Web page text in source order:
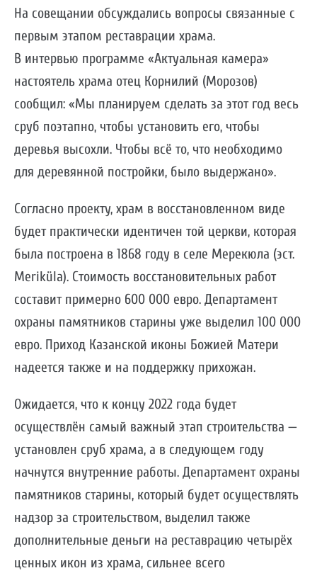
На совещании обсуждались вопросы связанные с
первым этапом реставрации храма.
В интервью программе «Актуальная камера»
настоятель храма отец Корнилий (Морозов)
сообщил: «Мы планируем сделать за этот год весь
сруб поэтапно, чтобы установить его, чтобы
деревья высохли. Чтобы всё то, что необходимо
для деревянной постройки, было выдержано».
Согласно проекту, храм в восстановленном виде
будет практически идентичен той церкви, которая
была построена в 1868 году в селе Мерекюла (эст.
Meriküla). Стоимость восстановительных работ
составит примерно 600 000 евро. Департамент
охраны памятников старины уже выделил 100 000
евро. Приход Казанской иконы Божией Матери
надеется также и на поддержку прихожан.
Ожидается, что к концу 2022 года будет
осуществлён самый важный этап строительства —
установлен сруб храма, а в следующем году
начнутся внутренние работы. Департамент охраны
памятников старины, который будет осуществлять
надзор за строительством, выделил также
дополнительные деньги на реставрацию четырёх
ценных икон из храма, сильнее всего